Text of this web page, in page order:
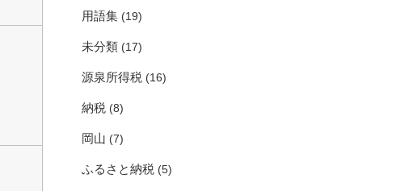
用語集 (19)
未分類 (17)
源泉所得税 (16)
納税 (8)
岡山 (7)
ふるさと納税 (5)